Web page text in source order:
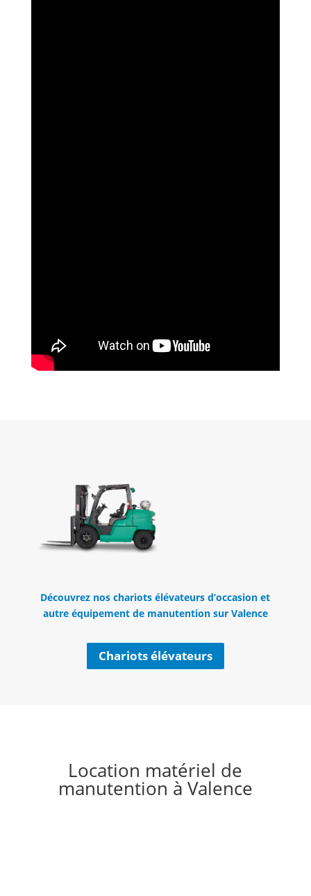
Découvrez nos chariots élévateurs d’occasion et
autre équipement de manutention sur Valence
Chariots élévateurs
Location matériel de
manutention à Valence